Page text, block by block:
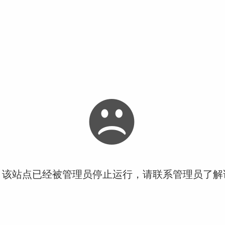
站点已经被管理员停止运行，请联系管理员了